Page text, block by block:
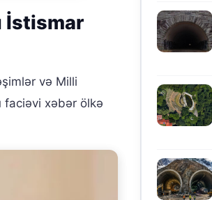
İstismar
və Milli
faciəvi xəbər ölkə